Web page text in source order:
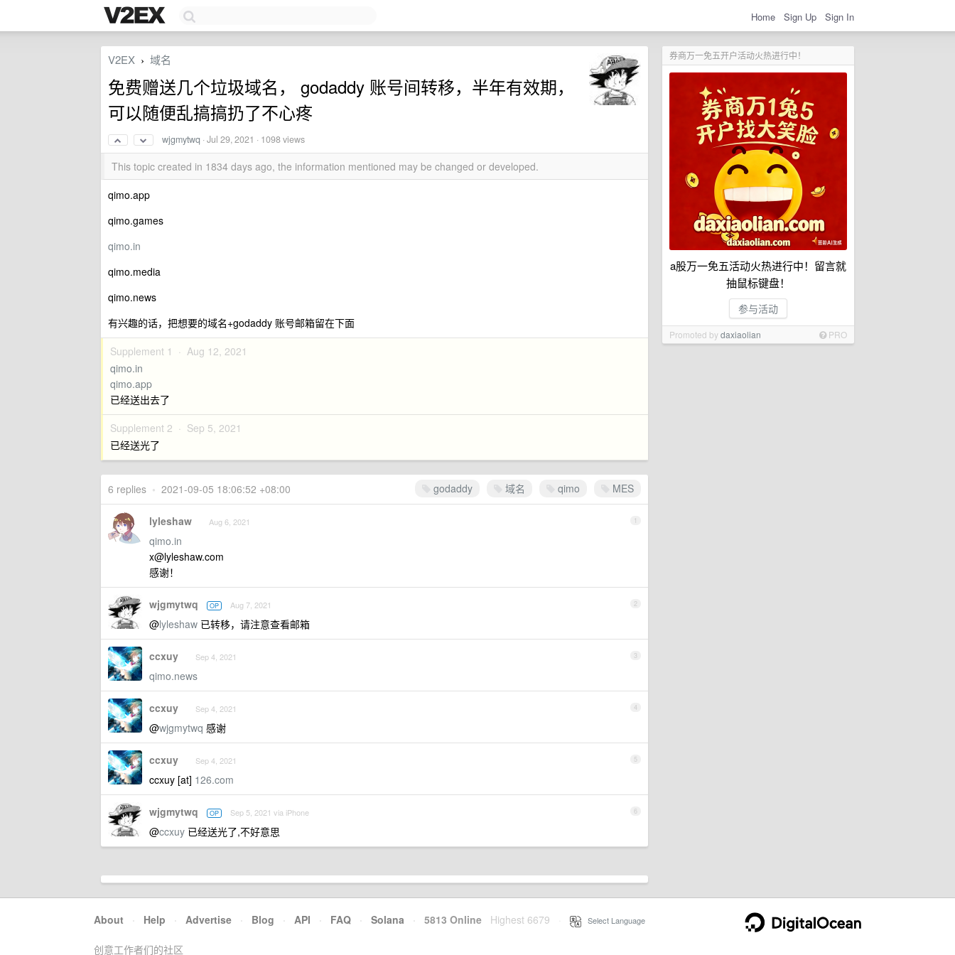
Home Sign Up Sign In
券商万一免五开户活动火热进行中！
a股万一免五活动火热进行中！留言就
抽鼠标键盘！
参与活动
Promoted bydaxiaolian PRO
V2EX › 域名
免费赠送几个垃圾域名， godaddy 账号间转移，半年有效期，
可以随便乱搞搞扔了不心疼
wjgmytwq ·Jul 29, 2021 · 1098 views
This topic created in 1834 days ago, the information mentioned may be changed or developed.
qimo.app
qimo.games
qimo.in
qimo.media
qimo.news
有兴趣的话，把想要的域名+godaddy 账号邮箱留在下面
Supplement 1 · Aug 12, 2021
qimo.in
qimo.app
已经送出去了
Supplement 2 · Sep 5, 2021
已经送光了
godaddy 域名 qimo MES
6 replies • 2021-09-05 18:06:52 +08:00
1
lyleshaw Aug 6, 2021
qimo.in
x@lyleshaw.com
感谢！
2
wjgmytwq OP Aug 7, 2021
@lyleshaw 已转移，请注意查看邮箱
3
ccxuy Sep 4, 2021
qimo.news
4
ccxuy Sep 4, 2021
@wjgmytwq 感谢
5
ccxuy Sep 4, 2021
ccxuy [at] 126.com
6
wjgmytwq OP Sep 5, 2021 via iPhone
@ccxuy 已经送光了,不好意思
About · Help · Advertise · Blog · API · FAQ · Solana · 5813 Online Highest 6679 Select Language
创意工作者们的社区